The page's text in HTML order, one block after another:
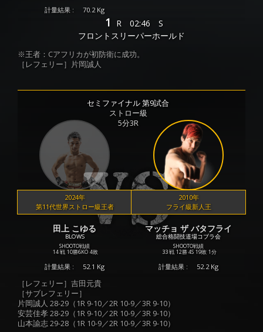
計量結果 : 70.2 Kg
1 R 02:46
S
フロントスリーパーホールド
※王者：Cアフリカが初防衛に成功。
［レフェリー］片岡誠人
セミファイナル 第9試合
ストロー級
5分3R
2024年
第11代世界ストロー級王者
田上 こゆる
BLOWS
SHOOTO戦績
14 戦 10勝6KO 4敗
計量結果 : 52.1 Kg
2010年
フライ級新人王
マッチョ ザ バタフライ
総合格闘技道場コブラ会
SHOOTO戦績
33 戦 12勝 4S 19敗 1分
計量結果 : 52.2 Kg
［レフェリー］吉田元貴
［サブレフェリー］
片岡誠人 28-29（1R 9-10／2R 10-9／3R 9-10）
安芸佳孝 28-29（1R 9-10／2R 10-9／3R 9-10）
山本諭志 29-28（1R 10-9／2R 10-9／3R 9-10）